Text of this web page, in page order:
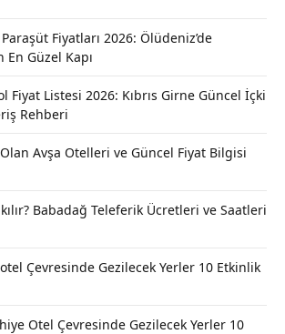
Fiyatları 2026: Ölüdeniz’de
En Güzel Kapı
Fiyat Listesi 2026: Kıbrıs Girne Güncel İçki
Rehberi
Avşa Otelleri ve Güncel Fiyat Bilgisi
Babadağ Teleferik Ücretleri ve Saatleri
Çevresinde Gezilecek Yerler 10 Etkinlik
Otel Çevresinde Gezilecek Yerler 10